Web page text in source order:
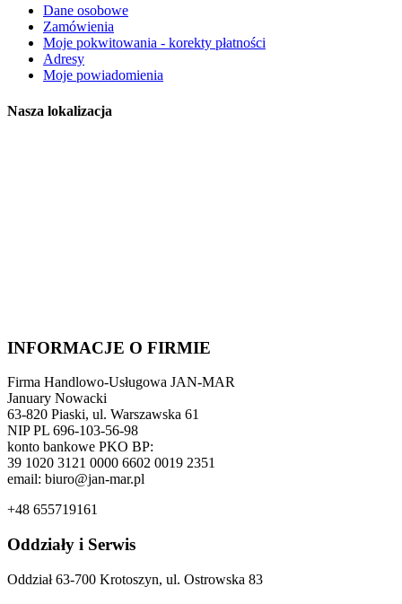
Dane osobowe
Zamówienia
Moje pokwitowania - korekty płatności
Adresy
Moje powiadomienia
Nasza lokalizacja
INFORMACJE O FIRMIE
Firma Handlowo-Usługowa JAN-MAR
January Nowacki
63-820 Piaski, ul. Warszawska 61
NIP PL 696-103-56-98
konto bankowe PKO BP:
39 1020 3121 0000 6602 0019 2351
email: biuro@jan-mar.pl
+48 655719161
Oddziały i Serwis
Oddział 63-700 Krotoszyn, ul. Ostrowska 83